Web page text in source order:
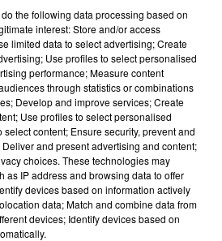
POUR LA SIXIÈME
do the following data processing based on
interest: Store and/or access
limited data to select advertising; Create
Use profiles to select personalised
performance; Measure content
through statistics or combinations
Develop and improve services; Create
Use profiles to select personalised
content; Ensure security, prevent and
and present advertising and content;
choices. These technologies may
as IP address and browsing data to offer
devices based on information actively
data; Match and combine data from
devices; Identify devices based on